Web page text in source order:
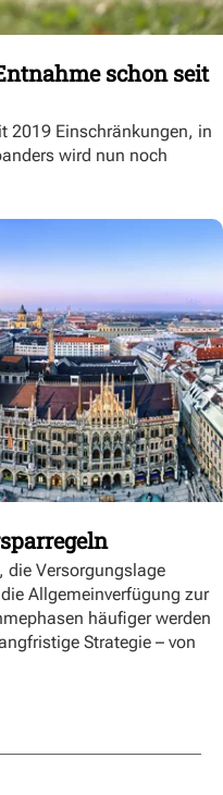
schon seit
2019 Einschränkungen, in
wird nun noch
die Versorgungslage
Allgemeinverfügung zur
häufiger werden
Strategie – von